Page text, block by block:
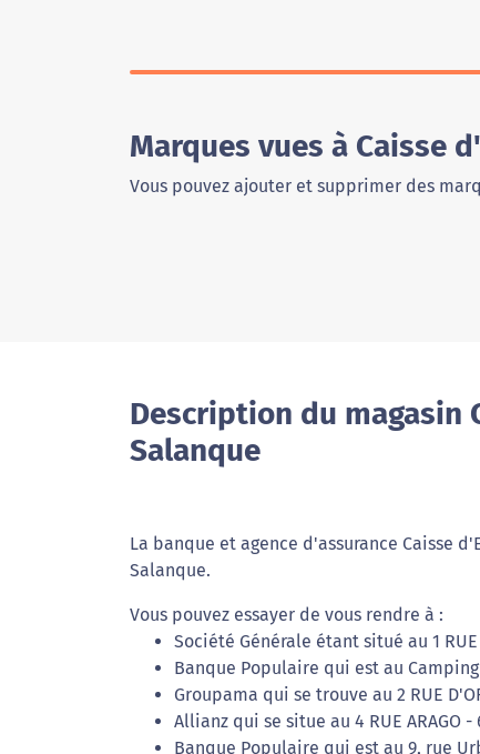
Marques vues à Caisse
Vous pouvez ajouter et supprimer des
Description du magasin
Salanque
La banque et agence d'assurance Caisse
Salanque.
Vous pouvez essayer de vous rendre à :
Société Générale étant situé au 1
Banque Populaire qui est au
Groupama qui se trouve au 2 RUE
Allianz qui se situe au 4 RUE ARAGO
Banque Populaire qui est au 9, rue